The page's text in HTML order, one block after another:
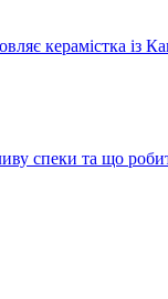
керамістка із
спеки та що